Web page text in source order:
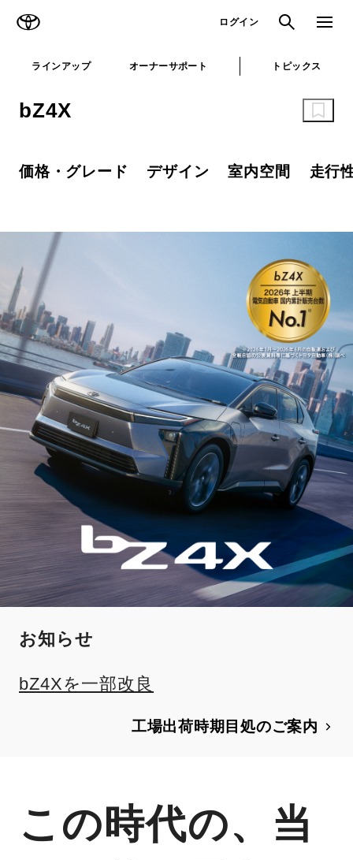
ログイン 検索 メニュ
ラインアップ オーナーサポート トピックス
bZ4X
価格・グレード デザイン 室内空間 走行
お知らせ
bZ4Xを一部改良
工場出荷時期目処のご案内
この時代の、当